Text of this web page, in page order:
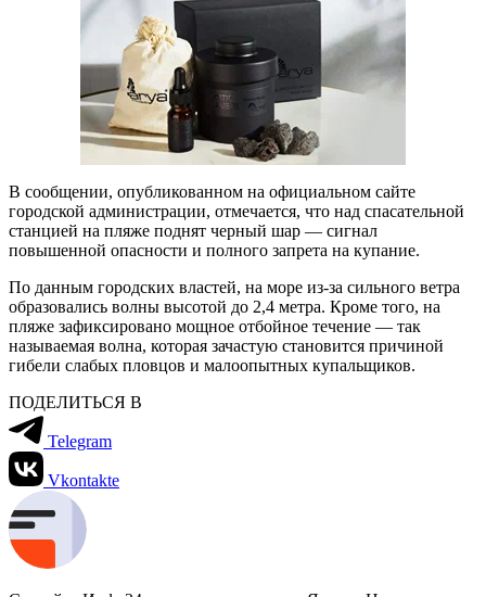
В сообщении, опубликованном на официальном сайте
городской администрации, отмечается, что над спасательной
станцией на пляже поднят черный шар — сигнал
повышенной опасности и полного запрета на купание.
По данным городских властей, на море из-за сильного ветра
образовались волны высотой до 2,4 метра. Кроме того, на
пляже зафиксировано мощное отбойное течение — так
называемая волна, которая зачастую становится причиной
гибели слабых пловцов и малоопытных купальщиков.
ПОДЕЛИТЬСЯ В
Telegram
Vkontakte